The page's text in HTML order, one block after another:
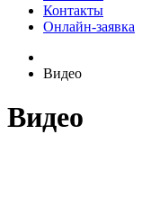
Контакты
Онлайн-заявка
Видео
Видео